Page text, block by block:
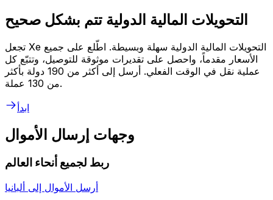
التحويلات المالية الدولية تتم بشكل صحيح
تجعل Xe التحويلات المالية الدولية سهلة وبسيطة. اطّلع على جميع
الأسعار مقدماً، واحصل على تقديرات موثوقة للتوصيل، وتتبّع كل
عملية نقل في الوقت الفعلي. أرسل إلى أكثر من 190 دولة بأكثر
من 130 عملة.
ابدأ
وجهات إرسال الأموال
ربط لجميع أنحاء العالم
أرسل الأموال إلى ألبانيا